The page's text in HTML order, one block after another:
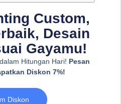
Custom,
Desain
Gayamu!
Hitungan Hari! Pesan
Diskon 7%!
Diskon